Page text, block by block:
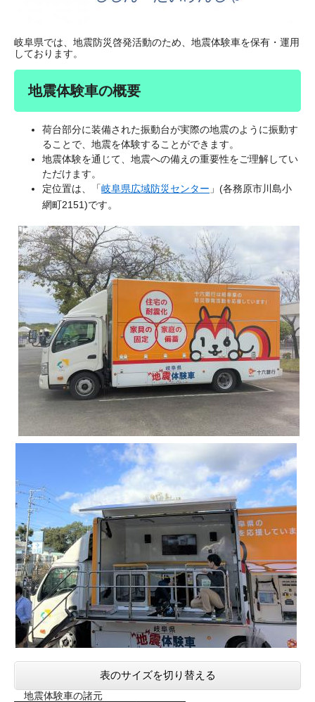
岐阜県では、地震防災啓発活動のため、地震体験車を保有・運用
しております。
地震体験車の概要
荷台部分に装備された振動台が実際の地震のように振動す
ることで、地震を体験することができます。
地震体験を通じて、地震への備えの重要性をご理解してい
ただけます。
定位置は、「岐阜県広域防災センター 」(各務原市川島小
網町2151)です。
表のサイズを切り替える
地震体験車の諸元